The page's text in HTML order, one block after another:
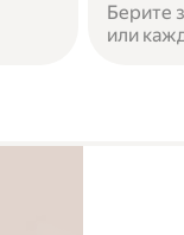
Берите
или